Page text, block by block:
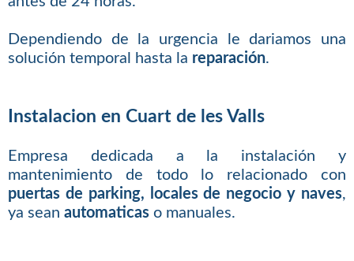
Dependiendo de la urgencia le dariamos una
solución temporal hasta la reparación.
Instalacion en Cuart de les Valls
Empresa dedicada a la instalación y
mantenimiento de todo lo relacionado con
puertas de parking, locales de negocio y naves,
ya sean automaticaso manuales.